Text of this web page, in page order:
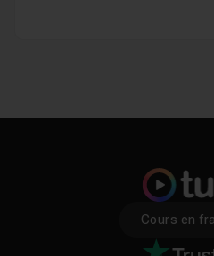
Cours en